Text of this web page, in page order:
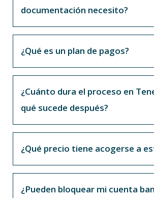
documentación necesito?
¿Qué es un plan de pagos?
¿Cuánto dura el proceso en
qué sucede después?
¿Qué precio tiene acogerse a
¿Pueden bloquear mi cuenta